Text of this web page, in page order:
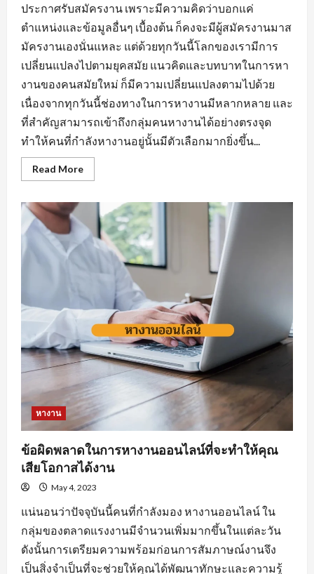
ประกาศรับสมัครงาน เพราะมีความคิดว่าบอกแค่
ตำแหน่งและข้อมูลอื่นๆ เบื้องต้น ก็คงจะมีผู้สมัครงานมาส
มัครงานเองนั่นแหละ แต่ด้วยทุกวันนี้โลกของเรามีการ
เปลี่ยนแปลงไปตามยุคสมัย แนวคิดและบทบาทในการหา
งานของคนสมัยใหม่ ก็มีความเปลี่ยนแปลงตามไปด้วย
เนื่องจากทุกวันนี้ช่องทางในการหางานมีหลากหลาย และ
ที่สำคัญสามารถเข้าถึงกลุ่มคนหางานได้อย่างตรงจุด
ทำให้คนที่กำลังหางานอยู่นั้นมีตัวเลือกมากยิ่งขึ้น...
Read MoreRead
more
เหล็ก
ของ
การ
หา
งาน
อุตสาหกรรม
หนองแค
ต้อง
มี
หางาน
ข้อผิดพลาดในการหางานออนไลน์ที่จะทำให้คุณ
เสียโอกาสได้งาน
May 4, 2023
แน่นอนว่าปัจจุบันนี้คนที่กำลังมอง หางานออนไลน์ ใน
กลุ่มของตลาดแรงงานมีจำนวนเพิ่มมากขึ้นในแต่ละวัน
ดังนั้นการเตรียมความพร้อมก่อนการสัมภาษณ์งานจึง
เป็นสิ่งจำเป็นที่จะช่วยให้คุณได้พัฒนาทักษะและความรู้